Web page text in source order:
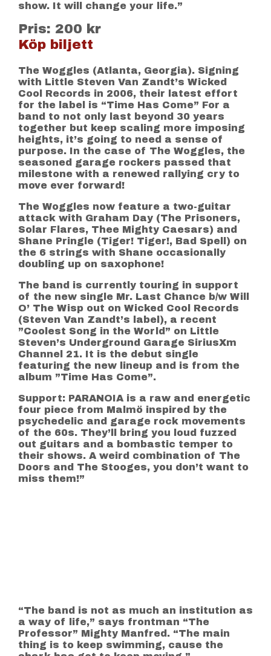
show. It will change your life.”
Pris: 200 kr
Köp biljett
The Woggles (Atlanta, Georgia). Signing
with Little Steven Van Zandt’s Wicked
Cool Records in 2006, their latest effort
for the label is “Time Has Come” For a
band to not only last beyond 30 years
together but keep scaling more imposing
heights, it’s going to need a sense of
purpose. In the case of The Woggles, the
seasoned garage rockers passed that
milestone with a renewed rallying cry to
move ever forward!
The Woggles now feature a two-guitar
attack with Graham Day (The Prisoners,
Solar Flares, Thee Mighty Caesars) and
Shane Pringle (Tiger! Tiger!, Bad Spell) on
the 6 strings with Shane occasionally
doubling up on saxophone!
The band is currently touring in support
of the new single Mr. Last Chance b/w Will
O’ The Wisp out on Wicked Cool Records
(Steven Van Zandt’s label), a recent
”Coolest Song in the World” on Little
Steven’s Underground Garage SiriusXm
Channel 21. It is the debut single
featuring the new lineup and is from the
album ”Time Has Come”.
Support: PARANOIA is a raw and energetic
four piece from Malmö inspired by the
psychedelic and garage rock movements
of the 60s. They’ll bring you loud fuzzed
out guitars and a bombastic temper to
their shows. A weird combination of The
Doors and The Stooges, you don’t want to
miss them!”
“The band is not as much an institution as
a way of life,” says frontman “The
Professor” Mighty Manfred. “The main
thing is to keep swimming, cause the